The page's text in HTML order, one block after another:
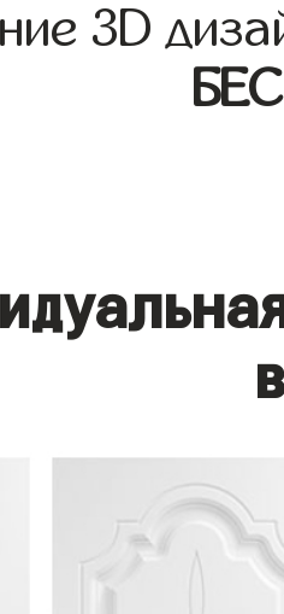
3D